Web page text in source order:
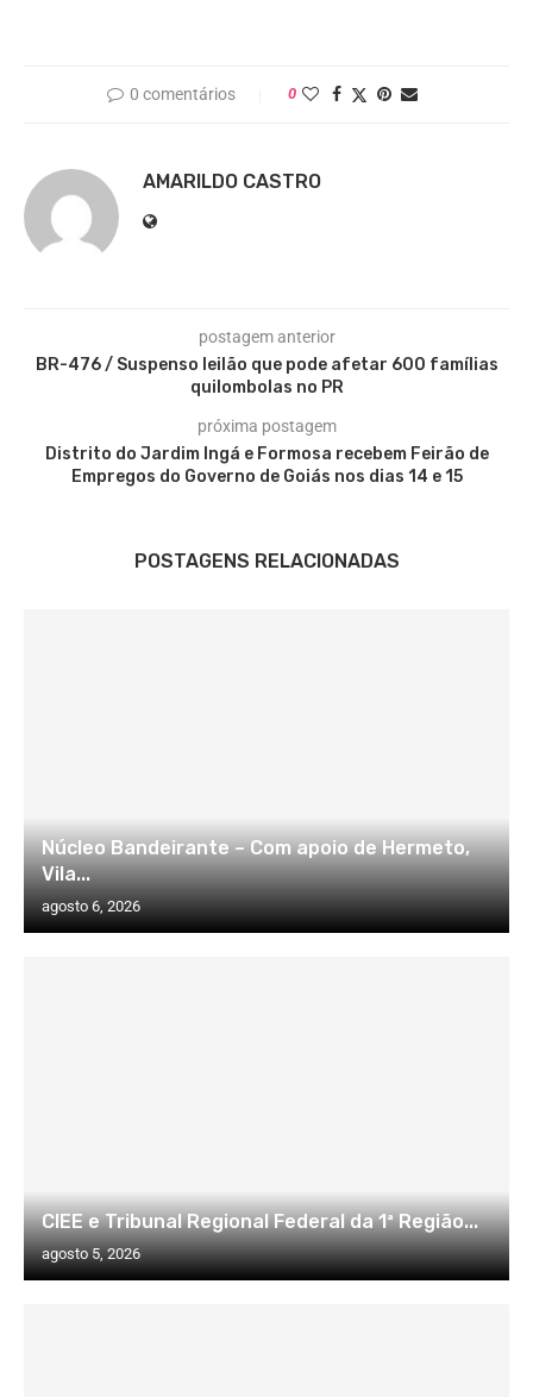
0 comentários 0
AMARILDO CASTRO
postagem anterior
BR-476 / Suspenso leilão que pode afetar 600 famílias
quilombolas no PR
próxima postagem
Distrito do Jardim Ingá e Formosa recebem Feirão de
Empregos do Governo de Goiás nos dias 14 e 15
POSTAGENS RELACIONADAS
Núcleo Bandeirante – Com apoio de Hermeto,
Vila...
agosto 6, 2026
CIEE e Tribunal Regional Federal da 1ª Região...
agosto 5, 2026